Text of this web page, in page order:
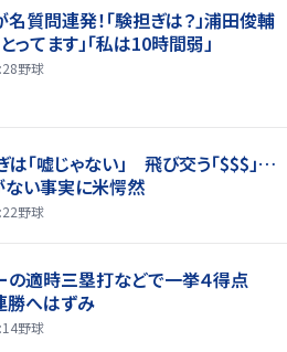
名質問連発！「験担ぎは？」浦田俊輔
ってます」「私は10時間弱」
野球
「嘘じゃない」 飛び交う「$$$」…
ない事実に米愕然
野球
ーの適時三塁打などで一挙４得点
勝へはずみ
野球